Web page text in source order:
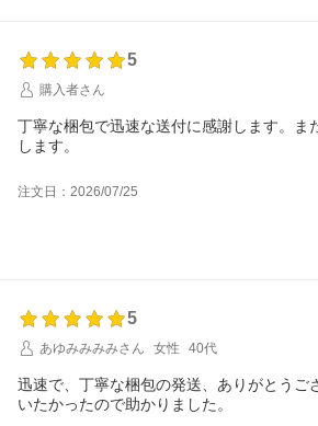
5
購入者さん
丁寧な梱包で迅速な送付に感謝します。ま
します。
注文日：2026/07/25
5
あゆみみみみさん
女性 40代
迅速で、丁寧な梱包の発送、ありがとうご
いたかったので助かりました。